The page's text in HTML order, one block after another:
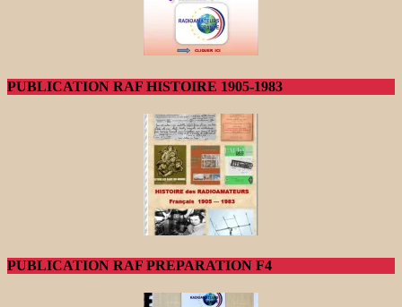
PUBLICATION RAF HISTOIRE 1905-1983
PUBLICATION RAF PREPARATION F4